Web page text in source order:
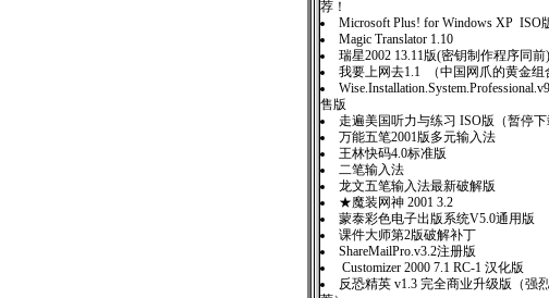
荐！
Microsoft Plus! for Windows XP ISO
Magic Translator 1.10
瑞星2002 13.11版(密钥制作程序同前)
我要上网去1.1 （中国网爪的黄金组
售版
走遍美国听力与练习 ISO版（暂停下
万能五笔2001版多元输入法
王林快码4.0标准版
二笔输入法
龙文五笔输入法最新破解版
★魔装网神 2001 3.2
蒙泰彩色电子出版系统V5.0通用版
课件大师第2版破解补丁
ShareMailPro.v3.2注册版
Customizer 2000 7.1 RC-1 汉化版
反恐精英 v1.3 完全商业升级版（强